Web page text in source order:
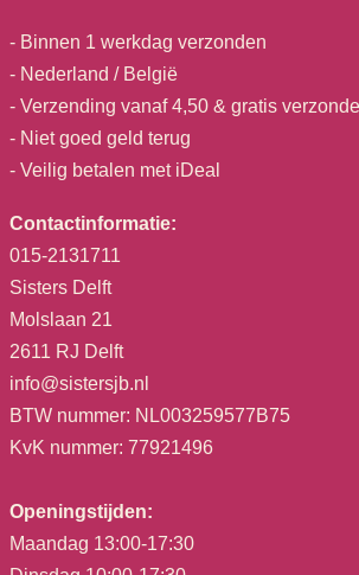
- Binnen 1 werkdag verzonden
- Nederland / België
- Verzending vanaf 4,50 & gratis
- Niet goed geld terug
- Veilig betalen met iDeal
Contactinformatie:
015-2131711
Sisters Delft
Molslaan 21
2611 RJ Delft
info@sistersjb.nl
BTW nummer: NL003259577B75
KvK nummer: 77921496
Openingstijden:
Maandag 13:00-17:30